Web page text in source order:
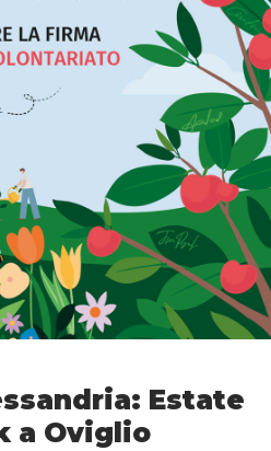
Estate
a Oviglio